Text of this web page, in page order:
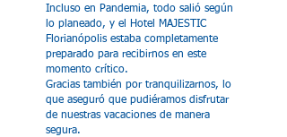
Incluso en Pandemia, todo salió según
lo planeado, y el Hotel MAJESTIC
Florianópolis estaba completamente
preparado para recibirnos en este
momento crítico.
Gracias también por tranquilizarnos, lo
que aseguró que pudiéramos disfrutar
de nuestras vacaciones de manera
segura.